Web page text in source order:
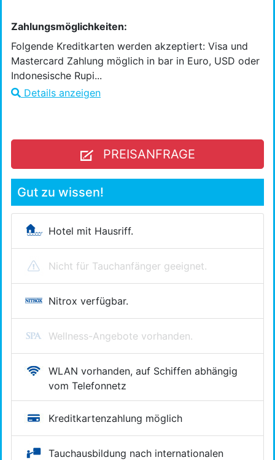
Zahlungsmöglichkeiten:
Folgende Kreditkarten werden akzeptiert: Visa und
Mastercard Zahlung möglich in bar in Euro, USD oder
Indonesische Rupi...
Details anzeigen
PREISANFRAGE
Gut zu wissen!
Hotel mit Hausriff.
Nicht für Tauchanfänger geeignet.
Nitrox verfügbar.
Wellness-Angebote vorhanden.
WLAN vorhanden, auf Schiffen abhängig
vom Telefonnetz
Kreditkartenzahlung möglich
Tauchausbildung nach inter­nationalen